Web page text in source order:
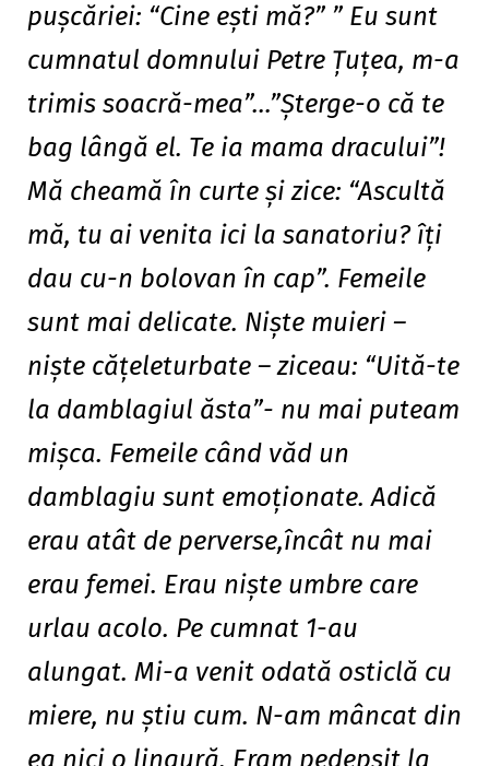
puşcăriei: “Cine eşti mă?” ” Eu sunt
cumnatul domnului Petre Ţuţea, m-a
trimis soacră-mea”…”Şterge-o că te
bag lângă el. Te ia mama dracului”!
Mă cheamă în curte şi zice: “Ascultă
mă, tu ai venita ici la sanatoriu? îţi
dau cu-n bolovan în cap”. Femeile
sunt mai delicate. Nişte muieri –
nişte căţeleturbate – ziceau: “Uită-te
la damblagiul ăsta”- nu mai puteam
mişca. Femeile când văd un
damblagiu sunt emoţionate. Adică
erau atât de perverse,încât nu mai
erau femei. Erau nişte umbre care
urlau acolo. Pe cumnat 1-au
alungat. Mi-a venit odată osticlă cu
miere, nu ştiu cum. N-am mâncat din